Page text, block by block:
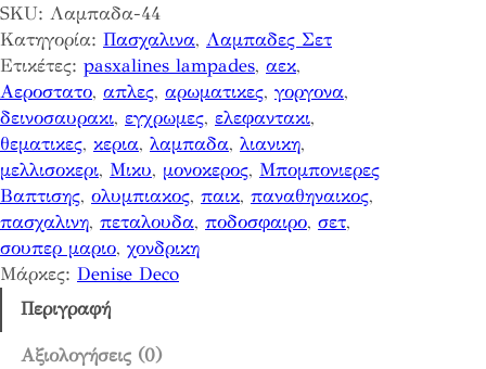
δ
α
μ
α
ξ
ι
λ
α
ρ
ι
σ
τ
SKU: Λαμπαδα-44
Κατηγορία: Πασχαλινα, Λαμπαδες Σετ
Ετικέτες: pasxalines lampades, αεκ
Αεροστατο, απλες, αρωματικες, γοργονα
δεινοσαυρακι, εγχρωμες, ελεφαντακι
θεματικες, κερια, λαμπαδα, λιανικη
μελλισοκερι, Μικυ, μονοκερος, Μπομπονιερες
Βαπτισης, ολυμπιακος, παικ, παναθηναικος
πασχαλινη, πεταλουδα, ποδοσφαιρο, σετ
σουπερ μαριο, χονδρικη
Μάρκες: Denise Deco
Περιγραφή
Αξιολογήσεις (0)